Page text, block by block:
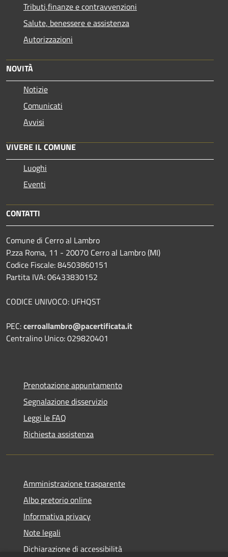
Tributi,finanze e contravvenzioni
Salute, benessere e assistenza
Autorizzazioni
NOVITÀ
Notizie
Comunicati
Avvisi
VIVERE IL COMUNE
Luoghi
Eventi
CONTATTI
Comune di Cerro al Lambro
P.zza Roma, 11 - 20070 Cerro al Lambro (MI)
Codice Fiscale: 84503860151
Partita IVA: 06433830152
CODICE UNIVOCO: UFHQST
PEC:cerroallambro@pacertificata.it
Centralino Unico: 029820401
Prenotazione appuntamento
Segnalazione disservizio
Leggi le FAQ
Richiesta assistenza
Amministrazione trasparente
Albo pretorio online
Informativa privacy
Note legali
Dichiarazione di accessibilità